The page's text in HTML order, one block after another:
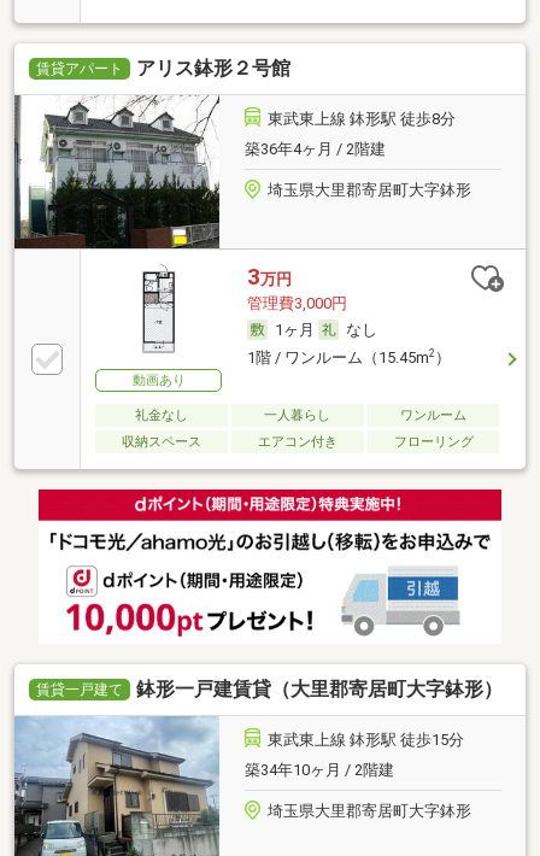
賃貸アパート アリス鉢形２号館
東武東上線 鉢形駅 徒歩8分
築36年4ヶ月 / 2階建
埼玉県大里郡寄居町大字鉢形
動画あり
3万円
管理費3,000円
1ヶ月
なし
1階 / ワンルーム（15.45m2）
礼金なし 一人暮らし
ワンルーム
収納スペース
エアコン付き フローリング
賃貸一戸建て 鉢形一戸建賃貸（大里郡寄居町大字鉢形）
東武東上線 鉢形駅 徒歩15分
築34年10ヶ月 / 2階建
埼玉県大里郡寄居町大字鉢形